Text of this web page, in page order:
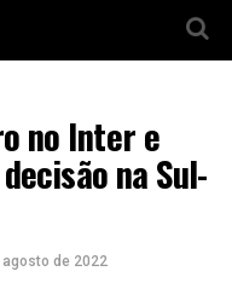
no Inter e
na Sul-
agosto de 2022